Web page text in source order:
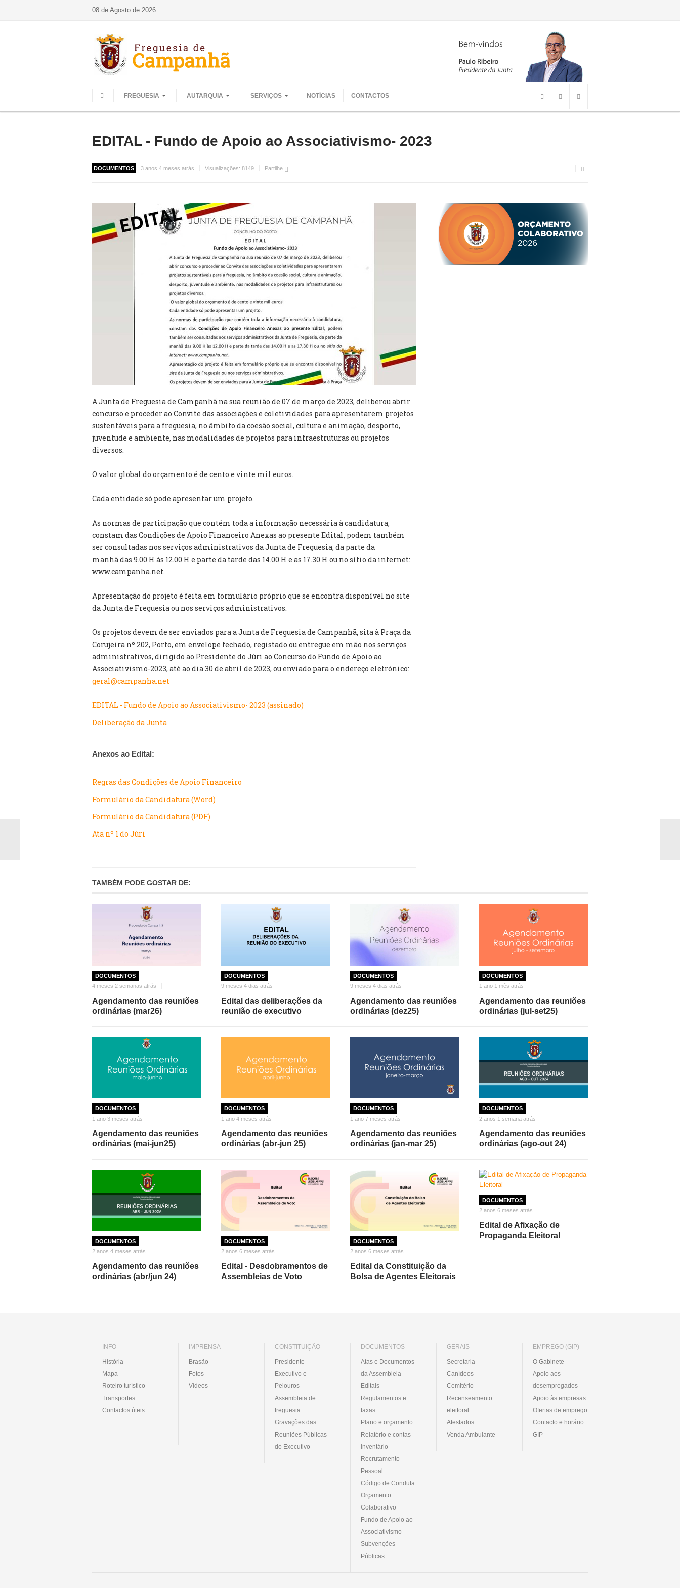
08 de Agosto de 2026
FREGUESIA AUTARQUIA SERVIÇOS NOTÍCIAS CONTACTOS
EDITAL - Fundo de Apoio ao Associativismo- 2023
DOCUMENTOS 3 anos 4 meses atrás Visualizações: 8149 Partilhe
A Junta de Freguesia de Campanhã na sua reunião de 07 de março de 2023, deliberou abrir
concurso e proceder ao Convite das associações e coletividades para apresentarem projetos
sustentáveis para a freguesia, no âmbito da coesão social, cultura e animação, desporto,
juventude e ambiente, nas modalidades de projetos para infraestruturas ou projetos
diversos.
O valor global do orçamento é de cento e vinte mil euros.
Cada entidade só pode apresentar um projeto.
As normas de participação que contém toda a informação necessária à candidatura,
constam das Condições de Apoio Financeiro Anexas ao presente Edital, podem também
ser consultadas nos serviços administrativos da Junta de Freguesia, da parte da
manhã das 9.00 H às 12.00 H e parte da tarde das 14.00 H e as 17.30 H ou no sítio da internet:
www.campanha.net.
Apresentação do projeto é feita em formulário próprio que se encontra disponível no site
da Junta de Freguesia ou nos serviços administrativos.
Os projetos devem de ser enviados para a Junta de Freguesia de Campanhã, sita à Praça da
Corujeira nº 202, Porto, em envelope fechado, registado ou entregue em mão nos serviços
administrativos, dirigido ao Presidente do Júri ao Concurso do Fundo de Apoio ao
Associativismo-2023, até ao dia 30 de abril de 2023, ou enviado para o endereço eletrónico:
geral@campanha.net
EDITAL - Fundo de Apoio ao Associativismo- 2023 (assinado)
Deliberação da Junta
Anexos ao Edital:
Regras das Condições de Apoio Financeiro
Formulário da Candidatura (Word)
Formulário da Candidatura (PDF)
Ata nº 1 do Júri
TAMBÉM PODE GOSTAR DE:
DOCUMENTOS
4 meses 2 semanas atrás
Agendamento das reuniões
ordinárias (mar26)
DOCUMENTOS
9 meses 4 dias atrás
Edital das deliberações da
reunião de executivo
DOCUMENTOS
9 meses 4 dias atrás
Agendamento das reuniões
ordinárias (dez25)
DOCUMENTOS
1 ano 1 mês atrás
Agendamento das reuniões
ordinárias (jul-set25)
DOCUMENTOS
1 ano 3 meses atrás
Agendamento das reuniões
ordinárias (mai-jun25)
DOCUMENTOS
1 ano 4 meses atrás
Agendamento das reuniões
ordinárias (abr-jun 25)
DOCUMENTOS
1 ano 7 meses atrás
Agendamento das reuniões
ordinárias (jan-mar 25)
DOCUMENTOS
2 anos 1 semana atrás
Agendamento das reuniões
ordinárias (ago-out 24)
DOCUMENTOS
2 anos 4 meses atrás
Agendamento das reuniões
ordinárias (abr/jun 24)
DOCUMENTOS
2 anos 6 meses atrás
Edital - Desdobramentos de
Assembleias de Voto
DOCUMENTOS
2 anos 6 meses atrás
Edital da Constituição da
Bolsa de Agentes Eleitorais
DOCUMENTOS
2 anos 6 meses atrás
Edital de Afixação de
Propaganda Eleitoral
INFO
História
Mapa
Roteiro turístico
Transportes
Contactos úteis
IMPRENSA
Brasão
Fotos
Vídeos
CONSTITUIÇÃO
Presidente
Executivo e
Pelouros
Assembleia de
freguesia
Gravações das
Reuniões Públicas
do Executivo
DOCUMENTOS
Atas e Documentos
da Assembleia
Editais
Regulamentos e
taxas
Plano e orçamento
Relatório e contas
Inventário
Recrutamento
Pessoal
Código de Conduta
Orçamento
Colaborativo
Fundo de Apoio ao
Associativismo
Subvenções
Públicas
GERAIS
Secretaria
Canídeos
Cemitério
Recenseamento
eleitoral
Atestados
Venda Ambulante
EMPREGO (GIP)
O Gabinete
Apoio aos
desempregados
Apoio às empresas
Ofertas de emprego
Contacto e horário
GIP